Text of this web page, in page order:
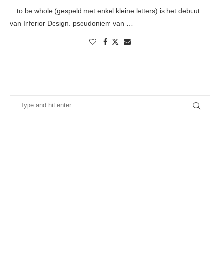
…to be whole (gespeld met enkel kleine letters) is het debuut
van Inferior Design, pseudoniem van …